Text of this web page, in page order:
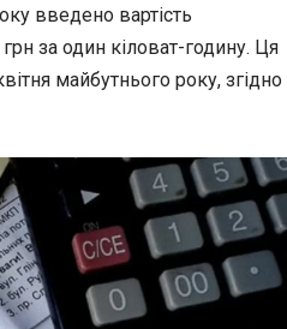
введено вартість
грн за один кіловат-годину. Ця
майбутнього року, згідно